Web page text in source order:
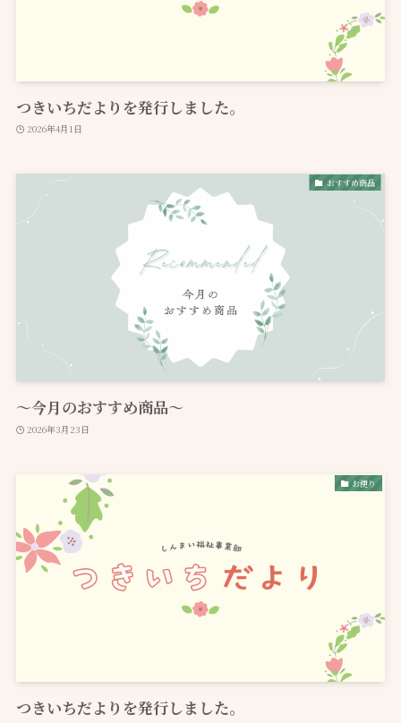
つきいちだよりを発行しました。
2026年4月1日
おすすめ商品
～今月のおすすめ商品～
2026年3月23日
お便り
つきいちだよりを発行しました。